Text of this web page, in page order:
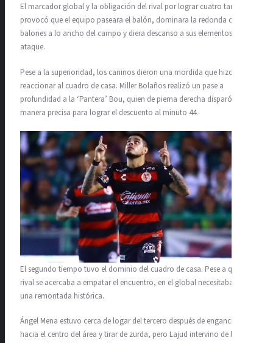
El marcador global y la obligación del rival por lograr cuatro tantos
provocó que el equipo paseara el balón, dominara la redonda con
balones a lo ancho del campo y diera descanso a sus elementos al
ataque.
Pese a la superioridad, los caninos dieron una mordida que hizo
reaccionar al cuadro de casa. Miller Bolaños realizó un pase a
profundidad a la ‘Pantera’ Bou, quien de pierna derecha disparó de
manera precisa para lograr el descuento al minuto 44.
El segundo tiempo tuvo el dominio del cuadro de casa. Pese a que el
rival se acercaba a empatar el encuentro, en el global necesitaban de
una remontada histórica.
Ángel Mena estuvo cerca de logar del tercero después de enganchar
hacia el centro del área y tirar de zurda, pero Lajud intervino de buena